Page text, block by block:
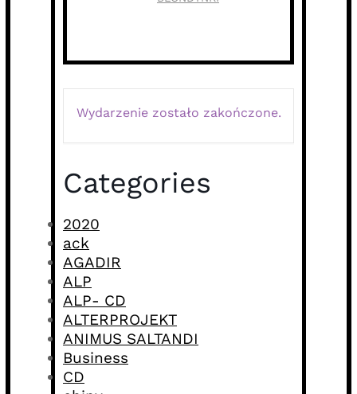
Wydarzenie zostało zakończone.
Categories
2020
ack
AGADIR
ALP
ALP- CD
ALTERPROJEKT
ANIMUS SALTANDI
Business
CD